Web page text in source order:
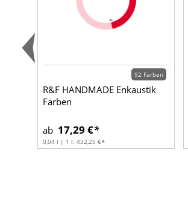
92 Farben
R&F HANDMADE Enkaustik
Farben
ab 17,29 €
0,04 l | 1 l: 432,25 €